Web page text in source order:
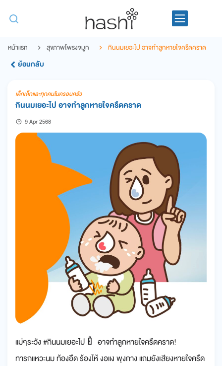
หน้าแรก สุขภาพโพรงจมูก กินนมเยอะไป อาจทำลูกหายใจครืดคราด
ย้อนกลับ
เด็กเล็กและทุกคนในครอบครัว
กินนมเยอะไป อาจทำลูกหายใจครืดคราด
9 Apr 2568
แม่ๆระวัง #กินนมเยอะไป🍼 อาจทำลูกหายใจครืดคราด!
ทารกแหวะนม ท้องอืด ร้องไห้ งอแง พุงกาง แถมยังเสียงหายใจครืด